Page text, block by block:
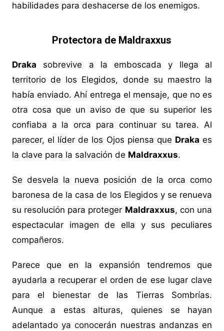
habilidades para deshacerse de los enemigos.
Protectora de Maldraxxus
Draka sobrevive a la emboscada y llega al
territorio de los Elegidos, donde su maestro la
había enviado. Ahí entrega el mensaje, que no es
otra cosa que un aviso de que su superior les
confiaba a la orca para continuar su tarea. Al
parecer, el líder de los Ojos piensa que Draka es
la clave para la salvación de Maldraxxus.
Se desvela la nueva posición de la orca como
baronesa de la casa de los Elegidos y se renueva
su resolución para proteger Maldraxxus, con una
espectacular imagen de ella y sus peculiares
compañeros.
Parece que en la expansión tendremos que
ayudarla a recuperar el orden de ese lugar clave
para el bienestar de las Tierras Sombrías.
Aunque a estas alturas, quienes se hayan
adelantado ya conocerán nuestras andanzas en